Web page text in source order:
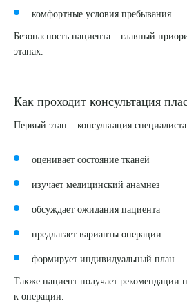
комфортные условия пребывания
Безопасность пациента – главный
этапах.
Как проходит консультация
Первый этап – консультация
оценивает состояние тканей
изучает медицинский анамнез
обсуждает ожидания пациента
предлагает варианты операции
формирует индивидуальный план
Также пациент получает рекомендации
к операции.
ОТПРАВИТЬ
Я даю согласие наобработку
Выберите